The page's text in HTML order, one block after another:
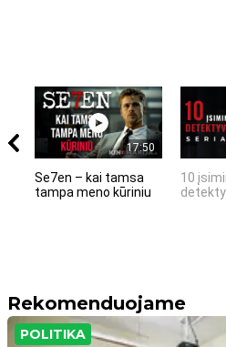
17:50
Se7en – kai tamsa
tampa meno kūriniu
10
Rekomenduojame
POLITIKA